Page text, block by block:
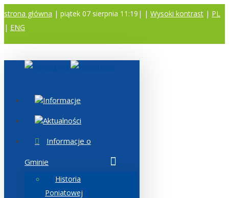
strona główna | piątek 07 sierpnia 11:19| | Wysoki kontrast | PL
| ENG
Informacje
Aktualności
Informacje o
Gminie
Historia
Poniatowej